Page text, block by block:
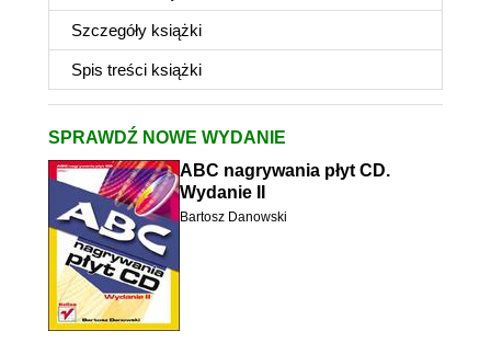
Szczegóły książki
Spis treści książki
SPRAWDŹ NOWE WYDANIE
ABC nagrywania płyt CD.
Wydanie II
Bartosz Danowski